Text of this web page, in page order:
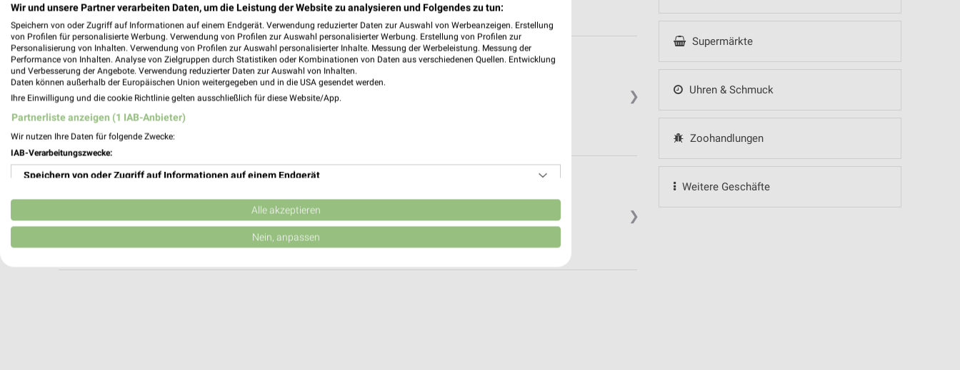
Supermärkte
Uhren & Schmuck
Zoohandlungen
Weitere Geschäfte
❯
pitstop Wilhelmshaven
Gökerstr. 76- 80
26384 Wilhelmshaven
Heute 08:00 - 18:00 Uhr |
370,40 km
❯
A.T.U Aurich
Heute 08:00 - 17:00 Uhr | Öffnet in 8 Min.
Wir und unsere Partner verarbeiten Daten, um die Leistung der Website zu analysieren und Folgendes zu tun:
Speichern von oder Zugriff auf Informationen auf einem Endgerät. Verwendung reduzierter Daten zur Auswahl von Werbeanzeigen. Erstellung
von Profilen für personalisierte Werbung. Verwendung von Profilen zur Auswahl personalisierter Werbung. Erstellung von Profilen zur
Personalisierung von Inhalten. Verwendung von Profilen zur Auswahl personalisierter Inhalte. Messung der Werbeleistung. Messung der
Performance von Inhalten. Analyse von Zielgruppen durch Statistiken oder Kombinationen von Daten aus verschiedenen Quellen. Entwicklung
und Verbesserung der Angebote. Verwendung reduzierter Daten zur Auswahl von Inhalten.
Daten können außerhalb der Europäischen Union weitergegeben und in die USA gesendet werden.
Ihre Einwilligung und die cookie Richtlinie gelten ausschließlich für diese Website/App.
Partnerliste anzeigen (1 IAB-Anbieter)
Wir nutzen Ihre Daten für folgende Zwecke:
IAB-Verarbeitungszwecke:
Speichern von oder Zugriff auf Informationen auf einem Endgerät
Verwendung reduzierter Daten zur Auswahl von Werbeanzeigen
Erstellung von Profilen für personalisierte Werbung
Alle akzeptieren
Nein, anpassen